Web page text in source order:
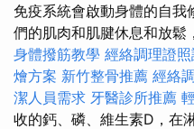
免疫系統會啟動身體的自
們的肌肉和肌腱休息和放鬆
身體撥筋教學 經絡調理證
燴方案 新竹整骨推薦 經絡
潔人員需求 牙醫診所推薦
收的鈣、磷、維生素D，在